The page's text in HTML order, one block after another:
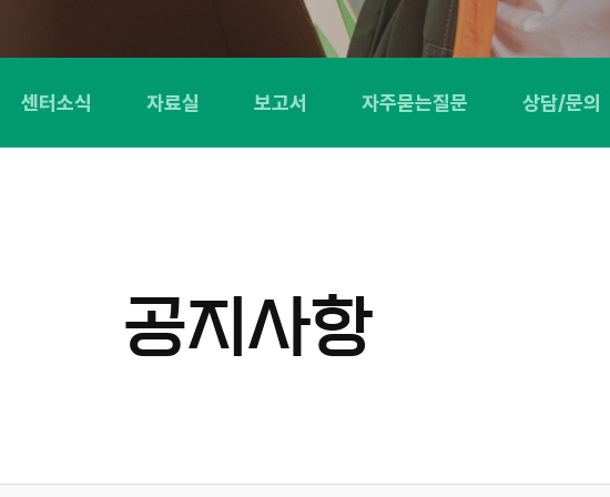
센터소식 자료실 보고서 자주묻는질문 상담/문의
공지사항